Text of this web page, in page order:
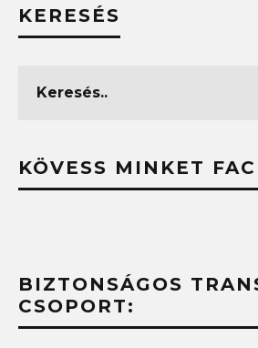
KERESÉS
KÖVESS MINKET
BIZTONSÁGOS
CSOPORT: